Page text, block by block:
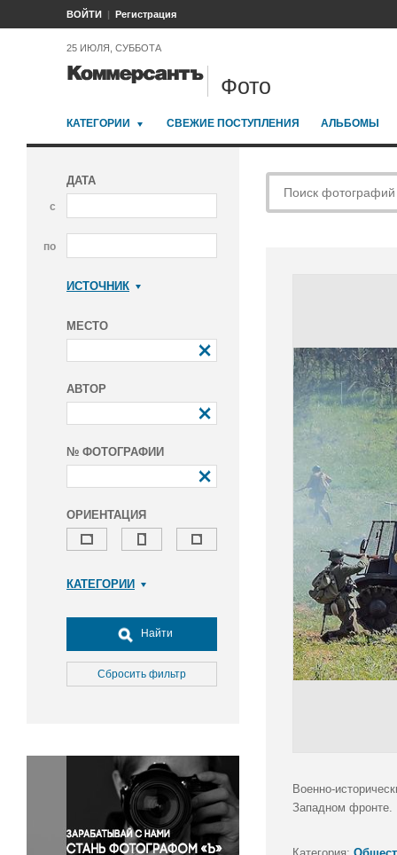
ВОЙТИ Регистрация
25 ИЮЛЯ, СУББОТА
Фото
КАТЕГОРИИ СВЕЖИЕ ПОСТУПЛЕНИЯ АЛЬБОМЫ
ДАТА
с
по
ИСТОЧНИК
МЕСТО
АВТОР
№ ФОТОГРАФИИ
ОРИЕНТАЦИЯ
КАТЕГОРИИ
Досуг, туризм и отдых
Культура
Медицина
Окружающая среда
Политика
Правосудие
Происшествия и конфликты
Религия
Найти
Сбросить фильтр
Военно-
Западном фронте.